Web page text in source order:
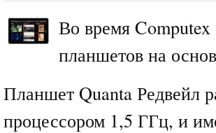
Во время Computex
планшетов на
Планшет Quanta Редвейл
процессором 1,5 ГГц, и